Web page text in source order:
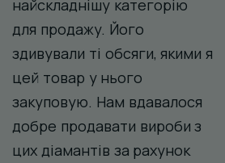
найскладнішу категорію
для продажу. Його
здивували ті обсяги, якими я
цей товар у нього
закуповую. Нам вдавалося
добре продавати вироби з
цих діамантів за рахунок